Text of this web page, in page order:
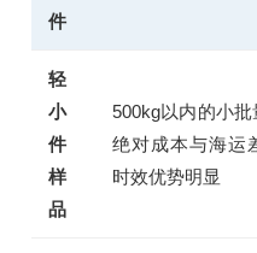
件
轻
小
件
样
品
500kg以内的小
绝对成本与海运
时效优势明显